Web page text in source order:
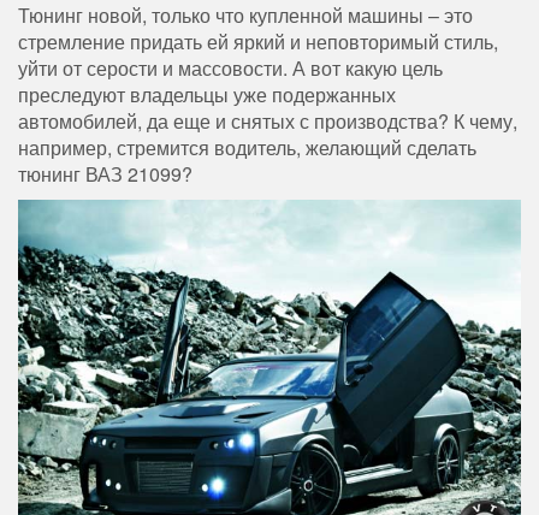
Тюнинг новой, только что купленной машины – это
стремление придать ей яркий и неповторимый стиль,
уйти от серости и массовости. А вот какую цель
преследуют владельцы уже подержанных
автомобилей, да еще и снятых с производства? К чему,
например, стремится водитель, желающий сделать
тюнинг ВАЗ 21099?